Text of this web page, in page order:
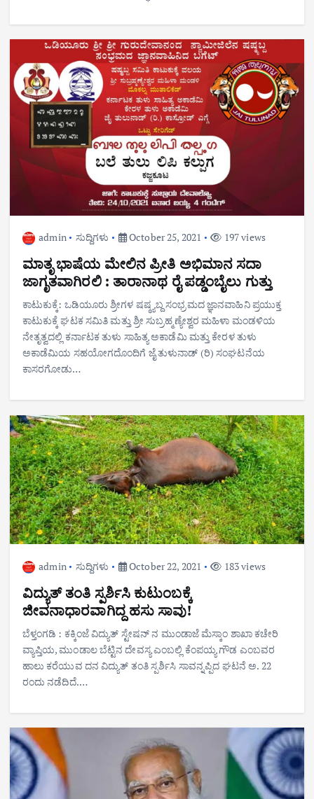
admin ಸುದ್ದಿಗಳು October 25, 2021 197 views
ಮಾತೃ ಭಾಷೆಯ ಮೇಲಿನ ಪ್ರೀತಿ ಅಭಿಮಾನ ಸದಾ
ಜಾಗೃತವಾಗಿರಲಿ : ತಾರಾನಾಥ ರೈ ಪಡ್ಡಂಬೈಲು ಗುತ್ತು
ಕಾಟುಕುಕ್ಕೆ: ಒಡಿಯೂರು ಶ್ರೀಗಳ ಷಷ್ಠ್ಯಬ್ದ ಸಂಭ್ರಮದ ಜ್ಞಾನವಾಹಿನಿ ಪ್ರಯುಕ್ತ
ಕಾಟುಕುಕ್ಕೆ ಘಟಕ ಸಮಿತಿ ಮತ್ತು ಶ್ರೀ ಸುಬ್ರಹ್ಮಣ್ಯೇಶ್ವರ ಮಹಿಳಾ ಮಂಡಳಿಯ
ನೇತೃತ್ವದಲ್ಲಿ ಕರ್ನಾಟಕ ತುಳು ಸಾಹಿತ್ಯ ಅಕಾಡೆಮಿ ಮತ್ತು ಕೇರಳ ತುಳು
ಅಕಾಡೆಮಿಯ ಸಹಯೋಗದೊಂದಿಗೆ ಜೈ ತುಳುನಾಡ್ (ರಿ) ಸಂಘಟನೆಯ
ಕಾಸರಗೋಡು…
admin ಸುದ್ದಿಗಳು October 22, 2021 183 views
ವಿದ್ಯುತ್ ತಂತಿ ಸ್ಪರ್ಶಿಸಿ ಕುಟುಂಬಕ್ಕೆ
ಜೀವನಾಧಾರವಾಗಿದ್ದ ಹಸು ಸಾವು!
ಬೆಳ್ತಂಗಡಿ : ಕಕ್ಕಿಂಜೆ ವಿದ್ಯುತ್ ಸ್ಟೇಷನ್ ನ ಮುಂಡಾಜೆ ಮೆಸ್ಕಾಂ ಶಾಖಾ ಕಚೇರಿ
ವ್ಯಾಪ್ತಿಯ, ಮುಂಡಾಲ ಬೆಟ್ಟಿನ ದೇವಸ್ಯ ಎಂಬಲ್ಲಿ ಕೆಂಪಯ್ಯ ಗೌಡ ಎಂಬವರ
ಹಾಲು ಕರೆಯುವ ದನ ವಿದ್ಯುತ್ ತಂತಿ ಸ್ಪರ್ಶಿಸಿ ಸಾವನ್ನಪ್ಪಿದ ಘಟನೆ ಅ. 22
ರಂದು ನಡೆದಿದೆ.…